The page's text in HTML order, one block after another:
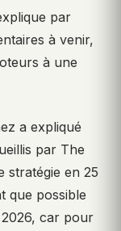
par
à venir,
à une
a expliqué
par The
stratégie en 25
que possible
car pour